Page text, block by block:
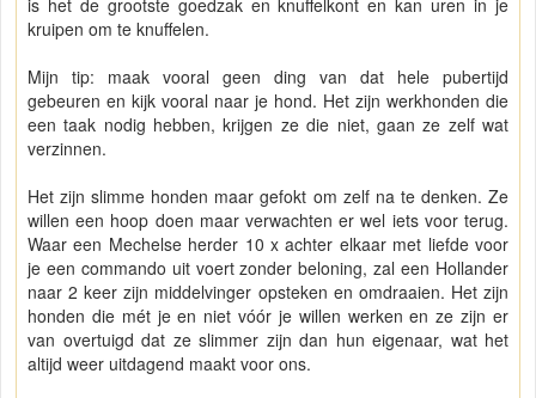
is het de grootste goedzak en knuffelkont en kan uren in je
kruipen om te knuffelen.
Mijn tip: maak vooral geen ding van dat hele pubertijd
gebeuren en kijk vooral naar je hond. Het zijn werkhonden die
een taak nodig hebben, krijgen ze die niet, gaan ze zelf wat
verzinnen.
Het zijn slimme honden maar gefokt om zelf na te denken. Ze
willen een hoop doen maar verwachten er wel iets voor terug.
Waar een Mechelse herder 10 x achter elkaar met liefde voor
je een commando uit voert zonder beloning, zal een Hollander
naar 2 keer zijn middelvinger opsteken en omdraaien. Het zijn
honden die mét je en niet vóór je willen werken en ze zijn er
van overtuigd dat ze slimmer zijn dan hun eigenaar, wat het
altijd weer uitdagend maakt voor ons.